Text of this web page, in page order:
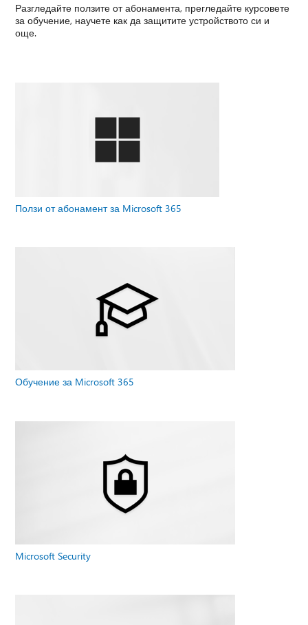
Разгледайте ползите от абонамента, прегледайте курсовете
за обучение, научете как да защитите устройството си и
още.
Ползи от абонамент за Microsoft 365
Обучение за Microsoft 365
Microsoft Security